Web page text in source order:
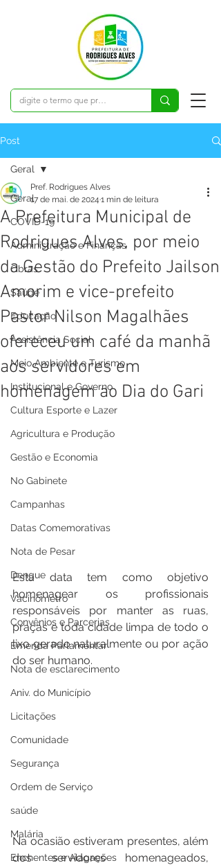
Post
Geral
COVID-19
Administração e Finanças
Obras
Saúde
Educação
Assistência Social
Meio Ambiente e Turismo
Institucional e Governo
Cultura Esporte e Lazer
Agricultura e Produção
Gestão e Economia
No Gabinete
Campanhas
Datas Comemorativas
Nota de Pesar
Dengue
Vacinômetro
Convênios e Parcerias
Emenda Parlamentar
Nota de esclarecimento
Aniv. do Município
Licitações
Comunidade
Segurança
Ordem de Serviço
saúde
Malária
Enchentes e Alagações
Geral
A Prefeitura Municipal de
Rodrigues Alves, por meio
da Gestão do Prefeito Jailson
Amorim e vice-prefeito
Pastor Nilson Magalhães
ofereceu um café da manhã
aos servidores em
homenagem ao Dia do Gari
Pref. Rodrigues Alves
17 de mai. de 2024 1 min de leitura
Esta data tem como objetivo
homenagear os profissionais
responsáveis por manter as ruas,
praças e toda cidade limpa de todo o
lixo gerado naturalmente ou por ação
do ser humano.
Na ocasião estiveram presentes, além
dos servidores homenageados,